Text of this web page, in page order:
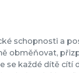
schopnosti a
obměňovat,
každé dítě cítí